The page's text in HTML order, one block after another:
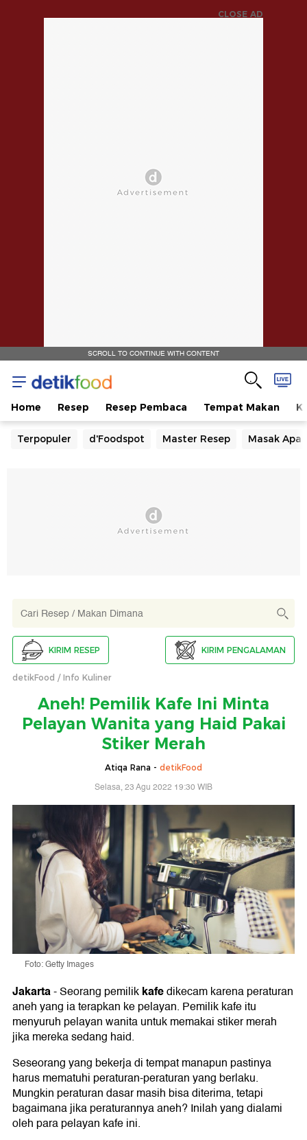
CLOSE AD
SCROLL TO CONTINUE WITH CONTENT
Home Resep Resep Pembaca Tempat Makan
Terpopuler d'Foodspot Master Resep Masak Apa
KIRIM RESEP KIRIM PENGALAMAN
detikFood Info Kuliner
Aneh! Pemilik Kafe Ini Minta
Pelayan Wanita yang Haid Pakai
Stiker Merah
Atiqa Rana - detikFood
Selasa, 23 Agu 2022 19:30 WIB
Foto: Getty Images
Jakarta-Seorang pemilikkafedikecam karena peraturan
aneh yang ia terapkan ke pelayan. Pemilik kafe itu
menyuruh pelayan wanita untuk memakai stiker merah
jika mereka sedang haid.
Seseorang yang bekerja di tempat manapun pastinya
harus mematuhi peraturan-peraturan yang berlaku.
Mungkin peraturan dasar masih bisa diterima, tetapi
bagaimana jika peraturannya aneh? Inilah yang dialami
oleh para pelayan kafe ini.